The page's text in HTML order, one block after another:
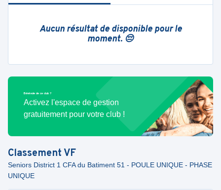
Aucun résultat de disponible pour le
moment. 😔
Bénévole de ce club ?
Activez l'espace de gestion
gratuitement pour votre club !
Classement VF
Seniors District 1 CFA du Batiment 51 - POULE UNIQUE - PHASE
UNIQUE